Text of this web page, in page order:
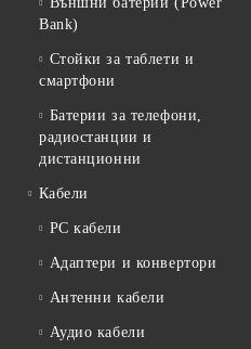
Bank)
Стойки за таблети и
смартфони
Батерии за телефони,
радиостанции и
дистанционни
Кабели
PC кабели
Адаптери и конвертори
Антенни кабели
Аудио кабели